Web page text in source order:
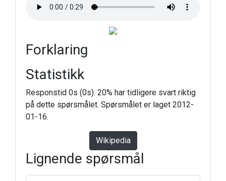
Forklaring
Statistikk
Responstid 0s (0s). 20% har tidligere svart riktig
på dette spørsmålet. Spørsmålet er laget 2012-
01-16.
Wikipedia
Lignende spørsmål